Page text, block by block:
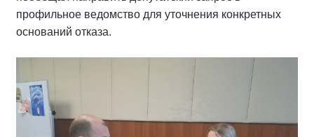
профильное ведомство для уточнения конкретных
оснований отказа.